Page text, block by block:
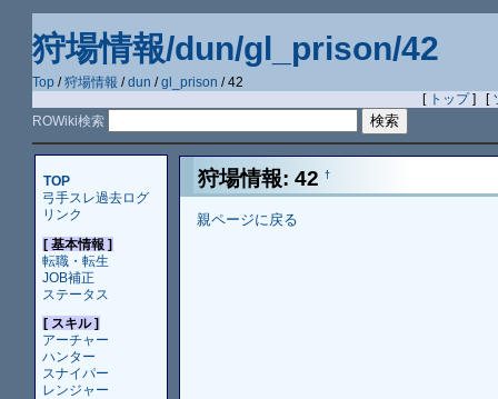
狩場情報/dun/gl_prison/42
Top /狩場情報 /dun /gl_prison / 42
[ トップ] [
ROWiki検索
TOP
弓手スレ過去ログ
リンク
[ 基本情報 ]
転職・転生
JOB補正
ステータス
[ スキル ]
アーチャー
ハンター
スナイパー
レンジャー
狩場情報: 42 †
親ページに戻る